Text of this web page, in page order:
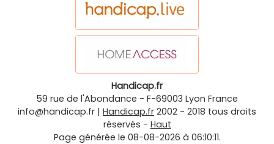
Handicap.fr
59 rue de l'Abondance - F-69003 Lyon France
info@handicap.fr | Handicap.fr 2002 - 2018 tous droits
réservés - Haut
Page générée le 08-08-2026 à 06:10:11.